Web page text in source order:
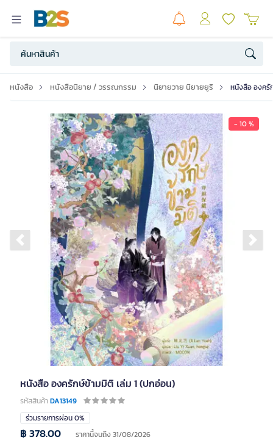
หนังสือ หนังสือนิยาย / วรรณกรรม นิยายวาย นิยายยูริ หนังสือ องครั
- 10 %
Previous slide
หนังสือ องครักษ์ข้ามมิติ เล่ม 1 (ปกอ่อน)
รหัสสินค้าDA13149
ร่วมรายการผ่อน 0%
฿ 378.00 ราคานี้จนถึง 31/08/2026